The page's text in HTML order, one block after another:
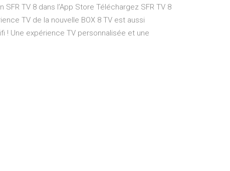
TV 8 dans l’App Store Téléchargez SFR TV 8
TV de la nouvelle BOX 8 TV est aussi
! Une expérience TV personnalisée et une